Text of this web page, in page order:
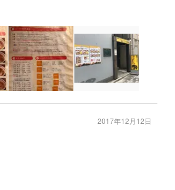
2017年12月12日